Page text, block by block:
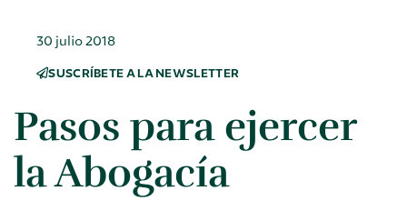
30 julio 2018
SUSCRÍBETE A LA NEWSLETTER
Pasos para ejercer
la Abogacía